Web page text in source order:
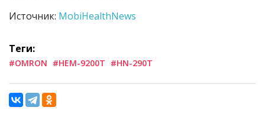
Источник: MobiHealthNews
Теги:
#OMRON #HEM-9200T #HN-290T